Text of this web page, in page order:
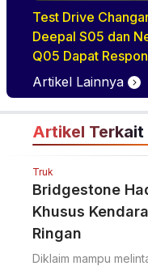
Test Drive
Deepal S05 dan
Q05 Dapat
Positif di GIIAS
Artikel Lainnya
Artikel Terkait
Truk
Bridgestone
Khusus
Ringan
Diklaim mampu